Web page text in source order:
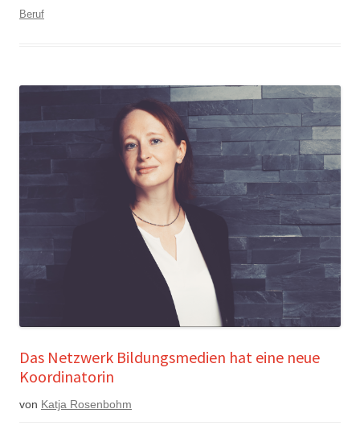
Beruf
Das Netzwerk Bildungsmedien hat eine neue
Koordinatorin
von Katja Rosenbohm